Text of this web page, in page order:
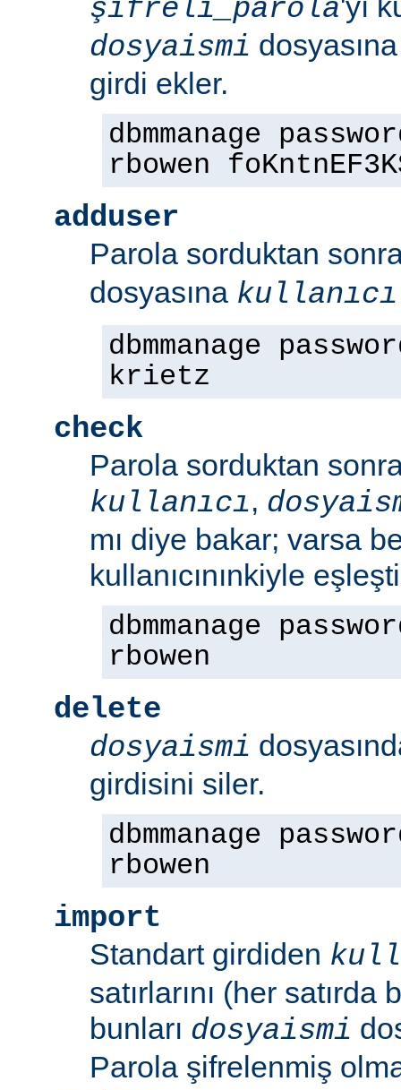
şifreli_parola
dosyaismi
girdi ekler.
dbmmanage
rbowen
adduser
Parola sorduktan
dosyasına kullanıcı
dbmmanage
krietz
check
Parola sorduktan
kullanıcı,
mı diye bakar; varsa
kullanıcınınkiyle
dbmmanage
rbowen
delete
dosyaismi
girdisini siler.
dbmmanage
rbowen
import
Standart girdiden
satırlarını (her
bunları dosyaismi
Parola şifrelenmiş